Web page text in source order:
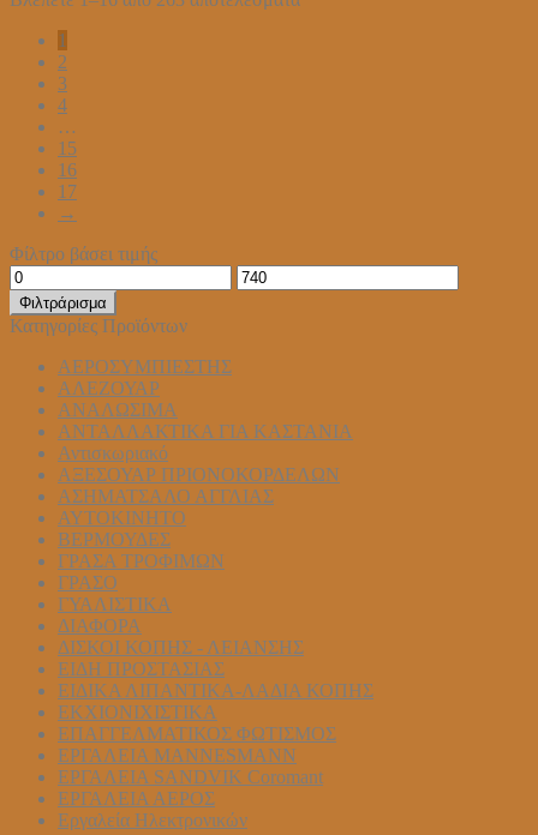
1
2
3
4
…
15
16
17
→
Φίλτρο βάσει τιμής
Ελάχιστη
τιμή
Μέγιστη
τιμή
Φιλτράρισμα
Κατηγορίες Προϊόντων
ΑΕΡΟΣΥΜΠΙΕΣΤΗΣ
ΑΛΕΖΟΥΑΡ
ΑΝΑΛΩΣΙΜΑ
ΑΝΤΑΛΛΑΚΤΙΚΑ ΓΙΑ ΚΑΣΤΑΝΙΑ
Αντισκωριακό
ΑΞΕΣΟΥΑΡ ΠΡΙΟΝΟΚΟΡΔΕΛΩΝ
ΑΣΗΜΑΤΣΑΛΟ ΑΓΓΛΙΑΣ
ΑΥΤΟΚΙΝΗΤΟ
ΒΕΡΜΟΥΔΕΣ
ΓΡΑΣΑ ΤΡΟΦΙΜΩΝ
ΓΡΑΣΟ
ΓΥΑΛΙΣΤΙΚΑ
ΔΙΑΦΟΡΑ
ΔΙΣΚΟΙ ΚΟΠΗΣ - ΛΕΙΑΝΣΗΣ
ΕΙΔΗ ΠΡΟΣΤΑΣΙΑΣ
ΕΙΔΙΚΑ ΛΙΠΑΝΤΙΚΑ-ΛΑΔΙΑ ΚΟΠΗΣ
ΕΚΧΙΟΝΙΧΙΣΤΙΚΑ
ΕΠΑΓΓΕΛΜΑΤΙΚΟΣ ΦΩΤΙΣΜΟΣ
ΕΡΓΑΛΕΙΑ MANNESMANN
ΕΡΓΑΛΕΙΑ SANDVIK Coromant
ΕΡΓΑΛΕΙΑ ΑΕΡΟΣ
Εργαλεία Ηλεκτρονικών